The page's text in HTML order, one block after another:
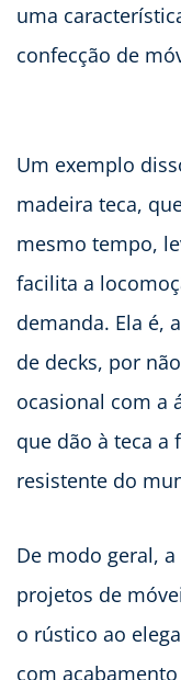
uma
confecção de
Um exemplo
madeira teca,
mesmo tempo,
facilita a
demanda. Ela é,
de decks, por
ocasional com a
que dão à teca a
resistente do
De modo geral,
projetos de
o rústico ao
com